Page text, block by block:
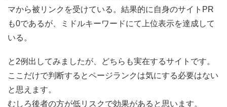
マから被リンクを受けている。結果的に自身のサイトPR
も0であるが、ミドルキーワードにて上位表示を達成して
いる。
と2例出してみましたが、どちらも実在するサイトです。
ここだけで判断するとページランクは気にする必要はない
と思えます。
むしろ後者の方が低リスクで効果があると思います。